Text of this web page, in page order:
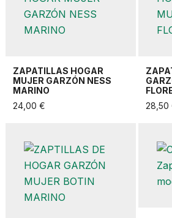
ZAPATILLAS HOGAR
MUJER GARZÓN NESS
MARINO
24,00 €
28,50